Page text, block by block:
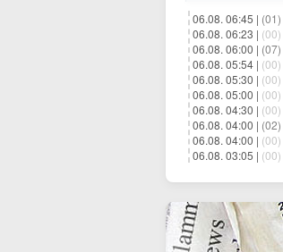
06.08. 06:45 | (01)
06.08. 06:23 | (00)
06.08. 06:00 | (07)
06.08. 05:54 | (00)
06.08. 05:30 | (00)
06.08. 05:00 | (00)
06.08. 04:30 | (00)
06.08. 04:00 | (02)
06.08. 04:00 | (00)
06.08. 03:05 | (00)